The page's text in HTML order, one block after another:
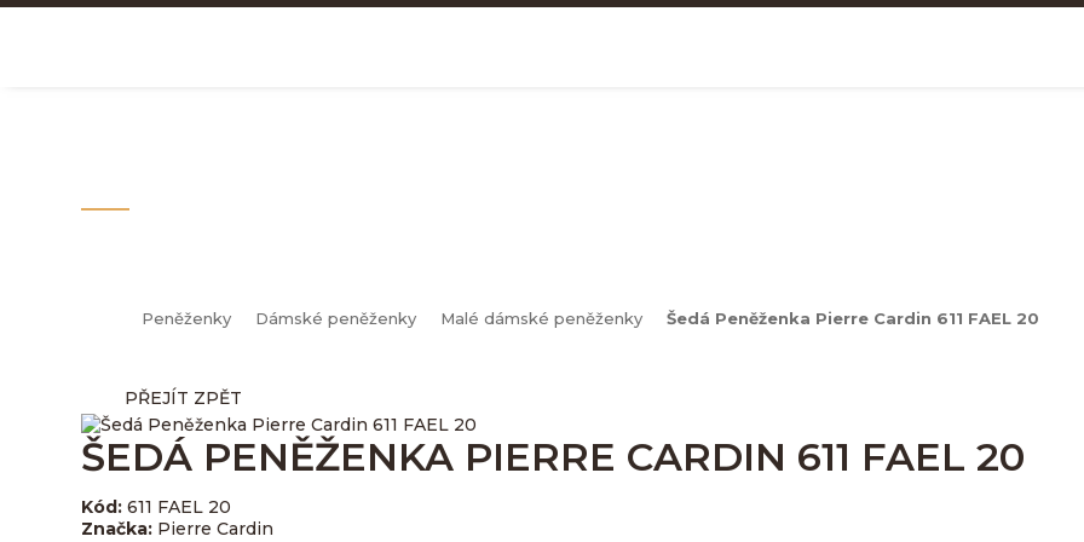
Peněženky Dámské peněženky Malé dámské peněženky Šedá Peněženka Pierre Cardin 611 FAEL 20
PŘEJÍT ZPĚT
ŠEDÁ PENĚŽENKA PIERRE CARDIN 611 FAEL 20
Kód: 611 FAEL 20
Značka: Pierre Cardin